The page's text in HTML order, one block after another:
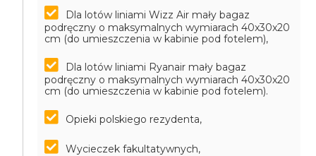
Dla lotów liniami Wizz Air mały bagaz
podręczny o maksymalnych wymiarach 40x30x20
cm (do umieszczenia w kabinie pod fotelem),
Dla lotów liniami Ryanair mały bagaz
podręczny o maksymalnych wymiarach 40x30x20
cm (do umieszczenia w kabinie pod fotelem).
Opieki polskiego rezydenta,
Wycieczek fakultatywnych,